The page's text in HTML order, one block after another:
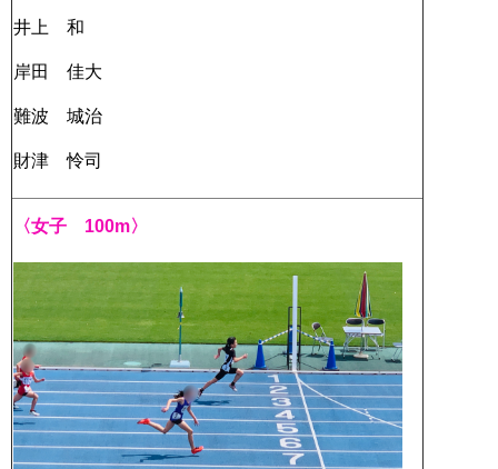
井上 和
岸田 佳大
難波 城治
財津 怜司
〈女子 100m〉